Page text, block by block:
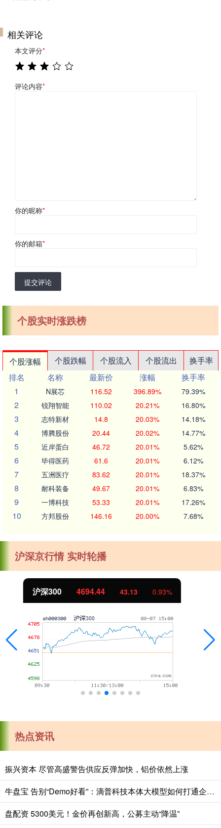
相关评论
本文评分*
评论内容*
你的昵称*
你的邮箱*
提交评论
个股实时涨跌榜
个股涨幅 个股跌幅 个股流入 个股流出
换手率
排名
名称 最新价 涨幅
换手率
1
N展芯 116.52 396.89% 79.39%
2 锐翔智能 110.02 20.21% 16.80%
3 志特新材 14.8 20.03% 14.18%
4 博腾股份 20.44 20.02% 14.77%
5 近岸蛋白 46.72 20.01% 5.62%
6 毕得医药 61.6 20.01% 6.12%
7 五洲医疗 83.62 20.01% 18.37%
8 耐科装备 49.67 20.01% 6.83%
9 一博科技 53.33 20.01% 17.26%
10 方邦股份 146.16 20.00% 7.68%
沪深京行情 实时轮播
北证50 1134.24 11.37 1.01%
热点资讯
振兴资本 尽管高盛警告供应反弹加快，铝价依然上涨
牛盘宝 告别“Demo好看”：滴普科技本体大模型如何打通企业AI落地的“最后一公里”
盘配资 5300美元！金价再创新高，公募主动“降温”